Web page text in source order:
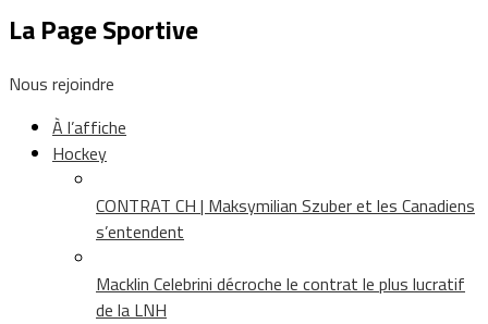
La Page Sportive
Nous rejoindre
À l’affiche
Hockey
CONTRAT CH | Maksymilian Szuber et les Canadiens
s’entendent
Macklin Celebrini décroche le contrat le plus lucratif
de la LNH